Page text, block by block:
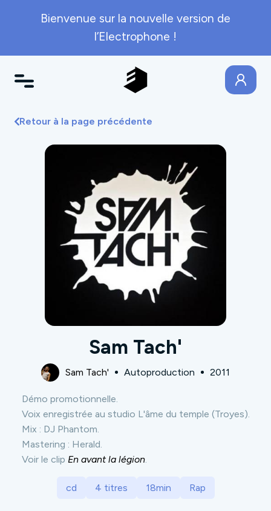
Bienvenue sur la nouvelle version de
l’Electrophone !
Retour à la page précédente
Sam Tach'
Sam Tach' Autoproduction 2011
Démo promotionnelle.
Voix enregistrée au studio L'âme du temple (Troyes).
Mix : DJ Phantom.
Mastering : Herald.
Voir le clip En avant la légion.
cd 4 titres 18min Rap